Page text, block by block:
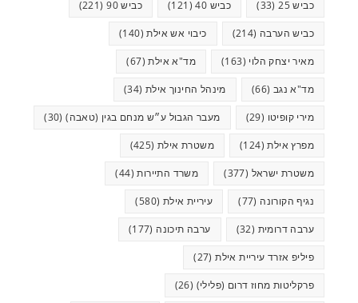
כביש 25 (33) כביש 40 (121) כביש 90 (221)
כביש הערבה (214) כיבוי אש אילת(140)
מאיר יצחק הלוי (163) מד"א אילת(67)
מד"א נגב (66) מינהל החינוך אילת (34)
מירי קופיטו (29) מעבר הגבול ע״ש מנחם בגין (טאבה)(30)
מפרץ אילת(124) משטרת אילת (425)
משטרת ישראל (377) משרד התיירות(44)
נגיף הקורונה (77) עיריית אילת (580)
ערבה דרומית (32) ערבה תיכונה (177)
פיליפ אזרד עיריית אילת(27)
פרקליטות מחוז דרום (פלילי) (26)